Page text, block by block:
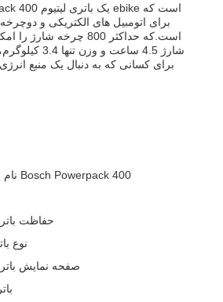
برای اتومبیل های الکتریکی و
است.که حداکثر 800 چرخه
شارژ 4.5 ساعت و
برای کسانی که به دنبال یک منبع انرژی
نام محصول: باتری Bosch Powerpack 400
حفاظت
نوع
صفحه نمایش